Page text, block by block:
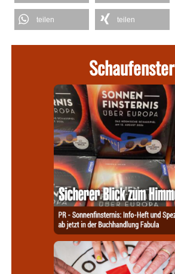
teilen teilen
Schaufenster